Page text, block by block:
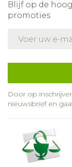
Blijf op de
promoties
Door op
nieuwsbrief en